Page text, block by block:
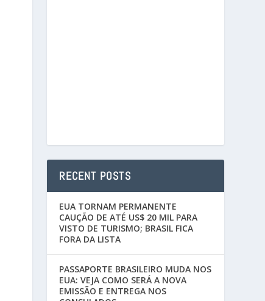
RECENT POSTS
EUA TORNAM PERMANENTE
CAUÇÃO DE ATÉ US$ 20 MIL PARA
VISTO DE TURISMO; BRASIL FICA
FORA DA LISTA
PASSAPORTE BRASILEIRO MUDA NOS
EUA: VEJA COMO SERÁ A NOVA
EMISSÃO E ENTREGA NOS